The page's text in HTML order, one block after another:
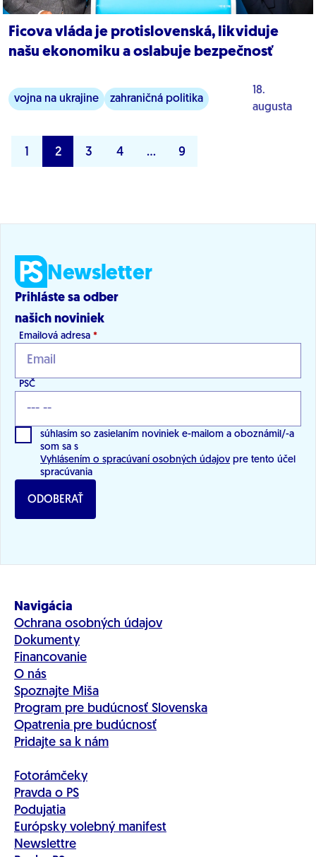
Ficova vláda je protislovenská, likviduje
našu ekonomiku a oslabuje bezpečnosť
vojna na ukrajine
zahraničná politika
18.
augusta
1 2 3 4 … 9
Newsletter
Prihláste sa odber
našich noviniek
Emailová adresa *
PSČ
súhlasím so zasielaním noviniek e-mailom a oboznámil/-a
som sa s
Vyhlásením o spracúvaní osobných údajov pre tento účel
spracúvania
ODOBERAŤ
Navigácia
Ochrana osobných údajov
Dokumenty
Financovanie
O nás
Spoznajte Miša
Program pre budúcnosť Slovenska
Opatrenia pre budúcnosť
Pridajte sa k nám
Fotorámčeky
Pravda o PS
Podujatia
Európsky volebný manifest
Newslettre